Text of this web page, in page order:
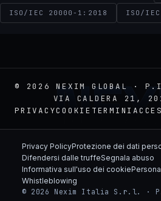
ISO/IEC 20000-1:2018 ISO/
© 2026 NEXIM GLOBAL ·
VIA CALDERA 21,
PRIVACYCOOKIE TERMINI
Privacy PolicyProtezione dei dati
Difendersi dalle truffeSegnala abuso
Informativa sull'uso dei cookie
Whistleblowing
© 2026 Nexim Italia S.r.l. ·